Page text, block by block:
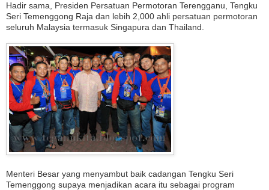
Hadir sama, Presiden Persatuan Permotoran Terengganu, Tengku
Seri Temenggong Raja dan lebih 2,000 ahli persatuan permotoran
seluruh Malaysia termasuk Singapura dan Thailand.
Menteri Besar yang menyambut baik cadangan Tengku Seri
Temenggong supaya menjadikan acara itu sebagai program